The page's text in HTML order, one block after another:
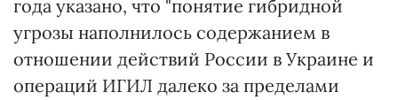
года указано, что "понятие гибридной
угрозы наполнилось содержанием в
отношении действий России в Украине и
операций ИГИЛ далеко за пределами